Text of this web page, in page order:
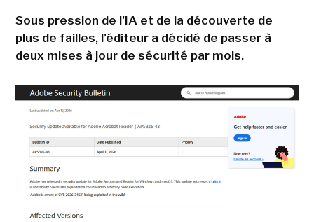
Sous pression de l'IA et de la découverte de
plus de failles, l'éditeur a décidé de passer à
deux mises à jour de sécurité par mois.